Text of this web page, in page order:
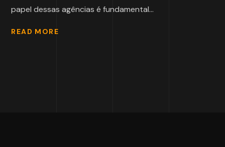
papel dessas agências é fundamental...
READ MORE